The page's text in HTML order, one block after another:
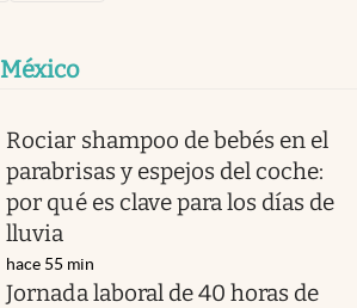
México
Rociar shampoo de bebés en el
parabrisas y espejos del coche:
por qué es clave para los días de
lluvia
hace 55 min
Jornada laboral de 40 horas de